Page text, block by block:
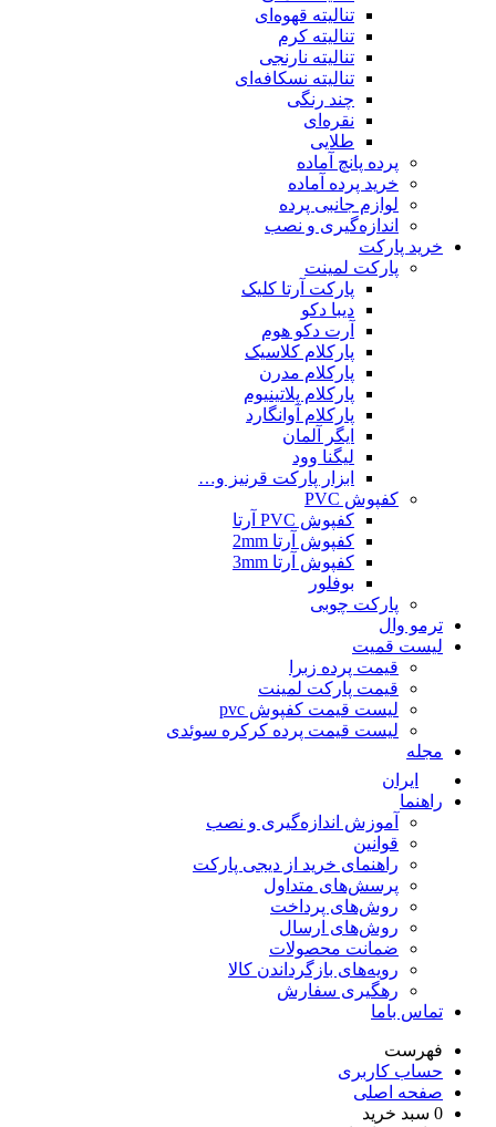
تنالیته قهوه‌ای
تنالیته کرم
تنالیته نارنجی
تنالیته نسکافه‌ای
چند رنگی
نقره‌ای
طلایی
پرده پانچ آماده
خرید پرده آماده
لوازم جانبی پرده
اندازه‌گیری و نصب
خرید پارکت
پارکت لمینت
پارکت آرتا کلیک
دیبا دکو
آرت دکو هوم
پارکلام کلاسیک
پارکلام مدرن
پارکلام پلاتینیوم
پارکلام آوانگارد
ایگر آلمان
لیگنا وود
ابزار پارکت قرنیز و…
کفپوش PVC
کفپوش PVC آرتا
کفپوش آرتا 2mm
کفپوش آرتا 3mm
بوفلور
پارکت چوبی
ترمو وال
لیست قمیت
قیمت پرده زبرا
قیمت پارکت لمینت
لیست قیمت کفپوش pvc
لیست قیمت پرده کرکره سوئدی
مجله
ایران
راهنما
آموزش اندازه‌گیری و نصب
قوانین
راهنمای خرید از دیجی پارکت
پرسش‌های متداول
روش‌های پرداخت
روش‌های ارسال
ضمانت محصولات
رویه‌های بازگرداندن کالا
رهگیری سفارش
تماس باما
فهرست
حساب کاربری
صفحه اصلی
سبد خرید